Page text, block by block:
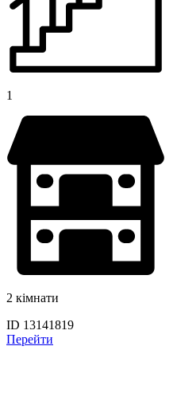
1
2 кімнати
ID 13141819
Перейти